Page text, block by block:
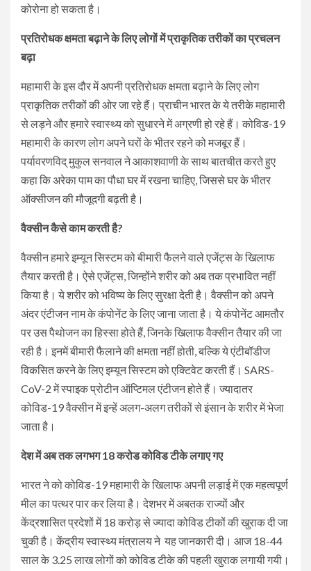
कोरोना हो सकता है।
प्रतिरोधक क्षमता बढ़ाने के लिए लोगों में प्राकृतिक तरीकों का प्रचलन
बढ़ा
महामारी के इस दौर में अपनी प्रतिरोधक क्षमता बढ़ाने के लिए लोग
प्राकृतिक तरीकों की ओर जा रहे हैं। प्राचीन भारत के ये तरीके महामारी
से लड़ने और हमारे स्वास्थ्य को सुधारने में अग्रणी हो रहे हैं। कोविड-19
महामारी के कारण लोग अपने घरों के भीतर रहने को मजबूर हैं।
पर्यावरणविद् मुकुल सनवाल ने आकाशवाणी के साथ बातचीत करते हुए
कहा कि अरेका पाम का पौधा घर में रखना चाहिए, जिससे घर के भीतर
ऑक्सीजन की मौजूदगी बढ़ती है।
वैक्सीन कैसे काम करती है?
वैक्सीन हमारे इम्यून सिस्टम को बीमारी फैलने वाले एजेंट्स के खिलाफ
तैयार करती है। ऐसे एजेंट्स, जिन्होंने शरीर को अब तक प्रभावित नहीं
किया है। ये शरीर को भविष्य के लिए सुरक्षा देती है। वैक्सीन को अपने
अंदर एंटीजन नाम के कंपोनेंट के लिए जाना जाता है। ये कंपोनेंट आमतौर
पर उस पैथोजन का हिस्सा होते हैं, जिनके खिलाफ वैक्सीन तैयार की जा
रही है। इनमें बीमारी फैलाने की क्षमता नहीं होती, बल्कि ये एंटीबॉडीज
विकसित करने के लिए इम्यून सिस्टम को एक्टिवेट करती हैं। SARS-
CoV-2 में स्पाइक प्रोटीन ऑप्टिमल एंटीजन होते हैं। ज्यादातर
कोविड-19 वैक्सीन में इन्हें अलग-अलग तरीकों से इंसान के शरीर में भेजा
जाता है।
देश में अब तक लगभग 18 करोड कोविड टीके लगाए गए
भारत ने को कोविड-19 महामारी के खिलाफ अपनी लड़ाई में एक महत्वपूर्ण
मील का पत्थर पार कर लिया है। देशभर में अबतक राज्यों और
केंद्रशासित प्रदेशों में 18 करोड़ से ज्यादा कोविड टीकों की खुराक दी जा
चुकी है। केंद्रीय स्वास्थ्य मंत्रालय ने यह जानकारी दी। आज 18-44
साल के 3.25 लाख लोगों को कोविड टीके की पहली खुराक लगायी गयी।